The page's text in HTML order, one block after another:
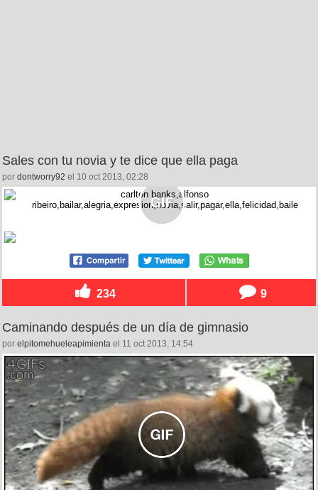
Sales con tu novia y te dice que ella paga
por dontworry92 el 10 oct 2013, 02:28
234 9
Caminando después de un día de gimnasio
por elpitomehueleapimienta el 11 oct 2013, 14:54